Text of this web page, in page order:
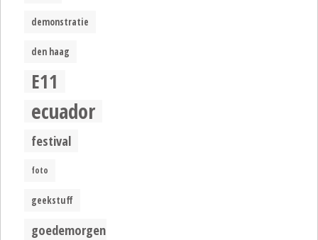
demonstratie
den haag
E11
ecuador
festival
foto
geekstuff
goedemorgen